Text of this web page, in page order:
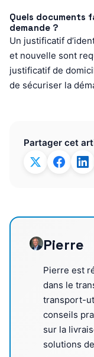
Quels documents
demande ?
Un justificatif
et nouvelle sont
justificatif de
de sécuriser la
Partager cet
Pierre
Pierre est
dans le
transport-
conseils
sur la
solutions